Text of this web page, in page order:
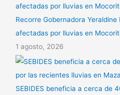
Recorre Gobernadora Yeraldine
afectadas por lluvias en
1 agosto, 2026
SEBIDES beneficia a cerca de